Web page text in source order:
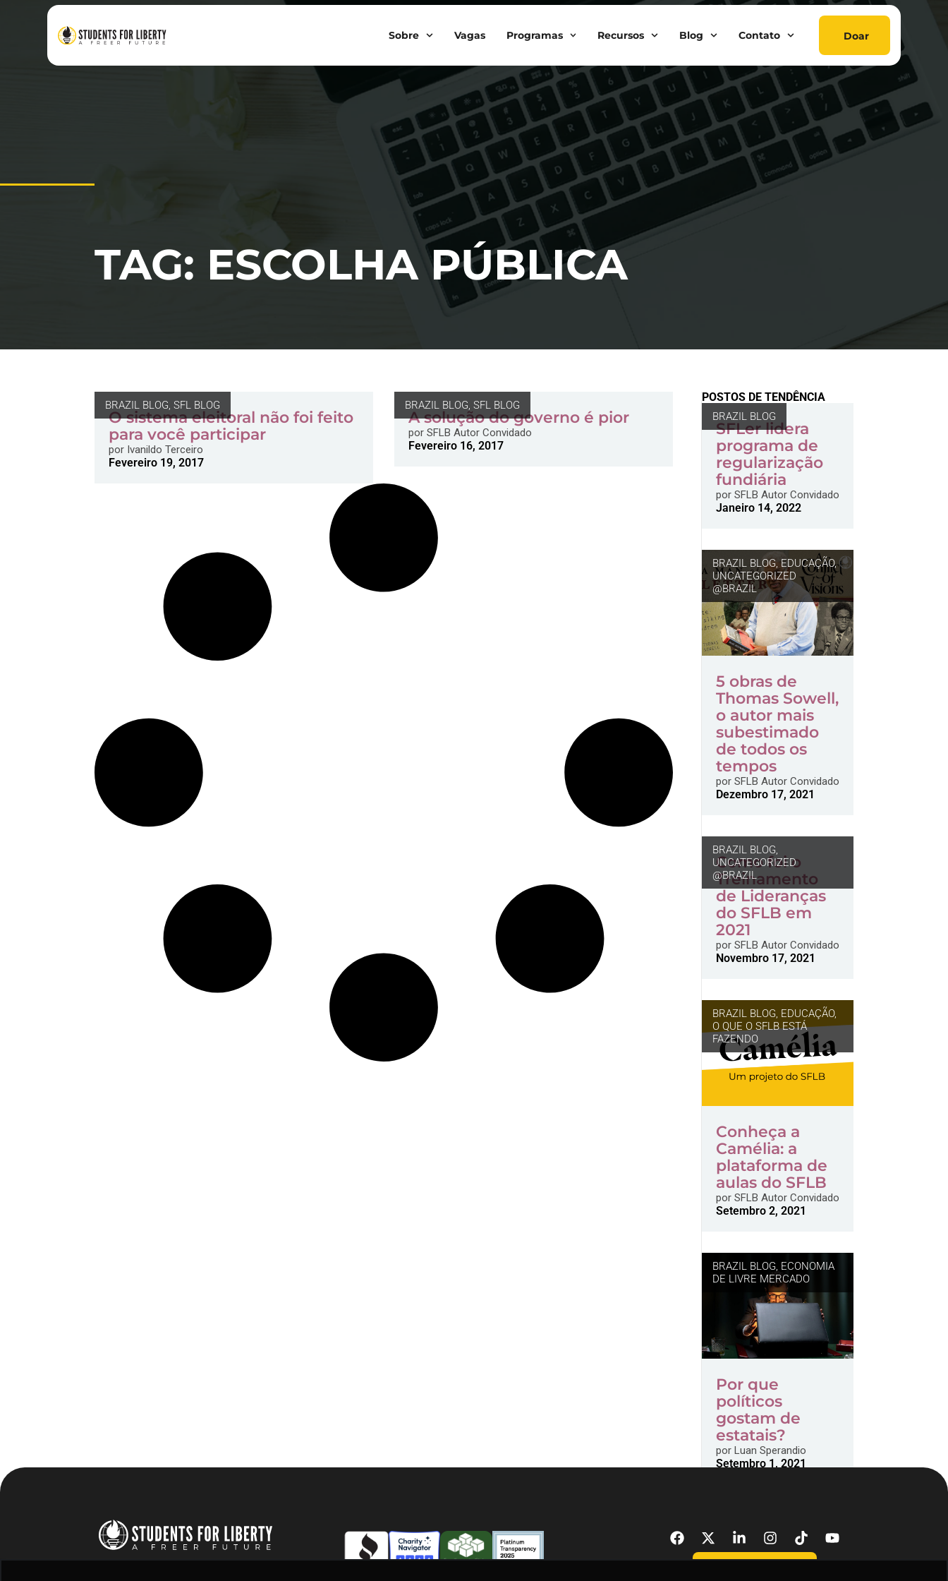
Sobre Vagas Programas Recursos Blog Contato Doar
TAG: ESCOLHA PÚBLICA
BRAZIL BLOG,SFL BLOG
O sistema eleitoral não foi feito
para você participar
por Ivanildo Terceiro
Fevereiro 19, 2017
BRAZIL BLOG, SFL BLOG
A solução do governo é pior
porSFLB Autor Convidado
Fevereiro 16, 2017
POSTOS DE TENDÊNCIA
BRAZIL BLOG
SFLer lidera
programa de
regularização
fundiária
porSFLB Autor Convidado
Janeiro 14, 2022
BRAZIL BLOG,EDUCAÇÃO,
UNCATEGORIZED
@BRAZIL
5 obras de
Thomas Sowell,
o autor mais
subestimado
de todos os
tempos
porSFLB Autor Convidado
Dezembro 17, 2021
BRAZIL BLOG,
UNCATEGORIZED
@BRAZIL
Como foi o
Treinamento
de Lideranças
do SFLB em
2021
porSFLB Autor Convidado
Novembro 17, 2021
BRAZIL BLOG, EDUCAÇÃO,
O QUE O SFLB ESTÁ
FAZENDO
Conheça a
Camélia: a
plataforma de
aulas do SFLB
porSFLB Autor Convidado
Setembro 2, 2021
BRAZIL BLOG, ECONOMIA
DE LIVRE MERCADO
Por que
políticos
gostam de
estatais?
porLuan Sperandio
Setembro 1, 2021